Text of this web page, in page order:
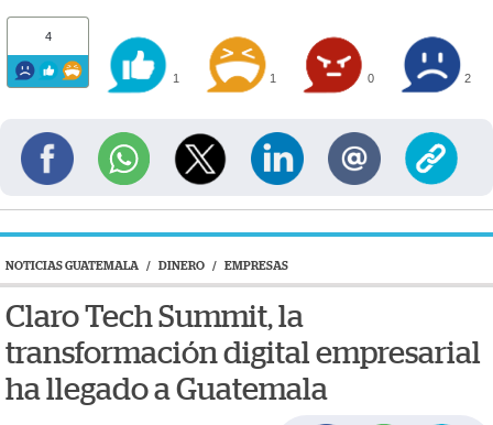
4
1 1 0 2
NOTICIAS GUATEMALA / DINERO / EMPRESAS
Claro Tech Summit, la
transformación digital empresarial
ha llegado a Guatemala